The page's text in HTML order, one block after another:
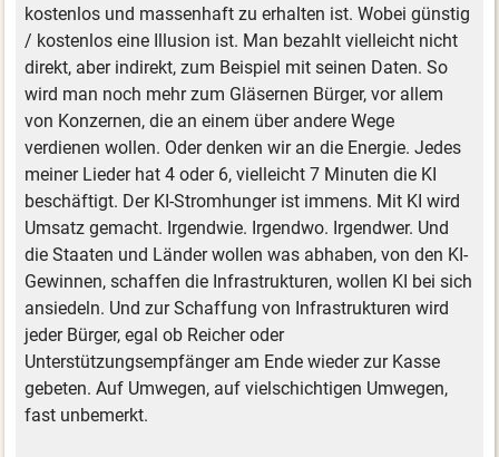
kostenlos und massenhaft zu erhalten ist. Wobei günstig
/ kostenlos eine Illusion ist. Man bezahlt vielleicht nicht
direkt, aber indirekt, zum Beispiel mit seinen Daten. So
wird man noch mehr zum Gläsernen Bürger, vor allem
von Konzernen, die an einem über andere Wege
verdienen wollen. Oder denken wir an die Energie. Jedes
meiner Lieder hat 4 oder 6, vielleicht 7 Minuten die KI
beschäftigt. Der KI-Stromhunger ist immens. Mit KI wird
Umsatz gemacht. Irgendwie. Irgendwo. Irgendwer. Und
die Staaten und Länder wollen was abhaben, von den KI-
Gewinnen, schaffen die Infrastrukturen, wollen KI bei sich
ansiedeln. Und zur Schaffung von Infrastrukturen wird
jeder Bürger, egal ob Reicher oder
Unterstützungsempfänger am Ende wieder zur Kasse
gebeten. Auf Umwegen, auf vielschichtigen Umwegen,
fast unbemerkt.